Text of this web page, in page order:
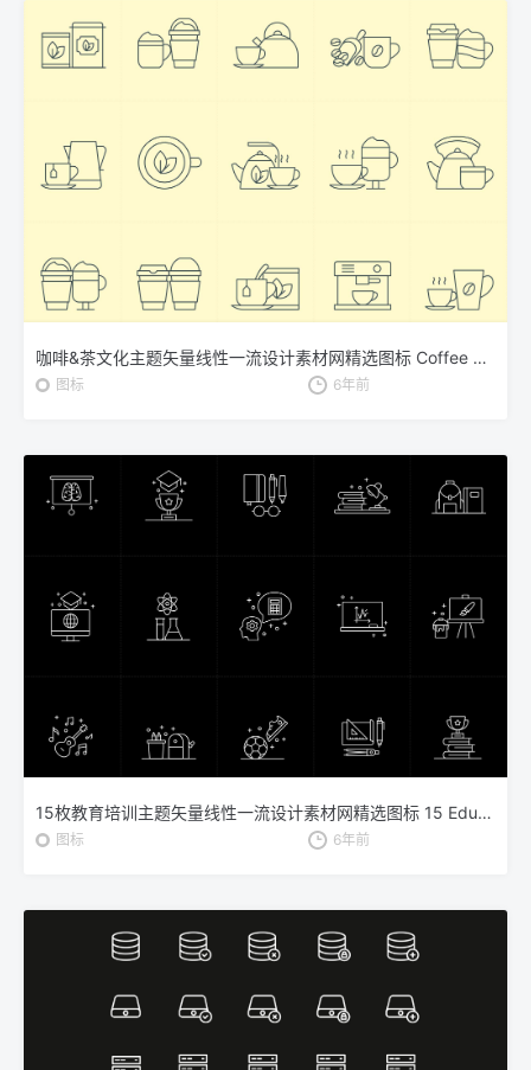
咖啡&茶文化主题矢量线性一流设计素材网精选图标 Coffee and Tea Vector Icons
图标 6年前
15枚教育培训主题矢量线性一流设计素材网精选图标 15 Education Vector Icons
图标 6年前